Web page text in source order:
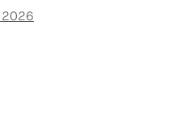
2026